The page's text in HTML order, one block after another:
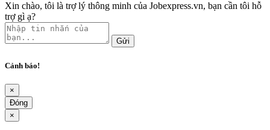
Xin chào, tôi là trợ lý thông minh của Jobexpress.vn, bạn cần tôi hỗ
trợ gì ạ?
Gửi
Cảnh báo!
×
Đóng
×